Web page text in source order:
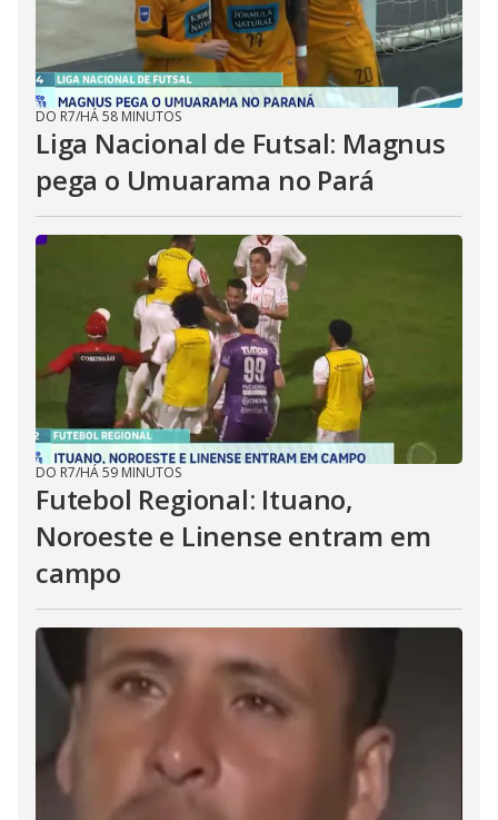
DO R7/HÁ 58 MINUTOS
Liga Nacional de Futsal: Magnus
pega o Umuarama no Pará
DO R7/HÁ 59 MINUTOS
Futebol Regional: Ituano,
Noroeste e Linense entram em
campo